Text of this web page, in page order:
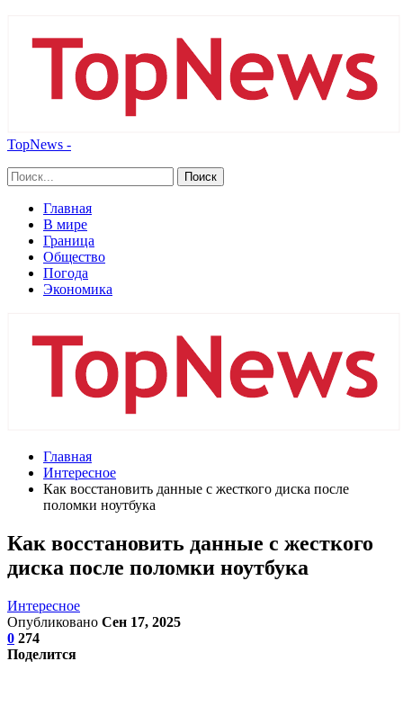
TopNews -
Главная
В мире
Граница
Общество
Погода
Экономика
Главная
Интересное
Как восстановить данные с жесткого диска после
поломки ноутбука
Как восстановить данные с жесткого
диска после поломки ноутбука
Интересное
Опубликовано Сен 17, 2025
0 274
Поделится